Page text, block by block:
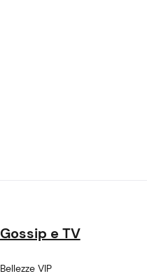
Gossip e TV
Bellezze VIP